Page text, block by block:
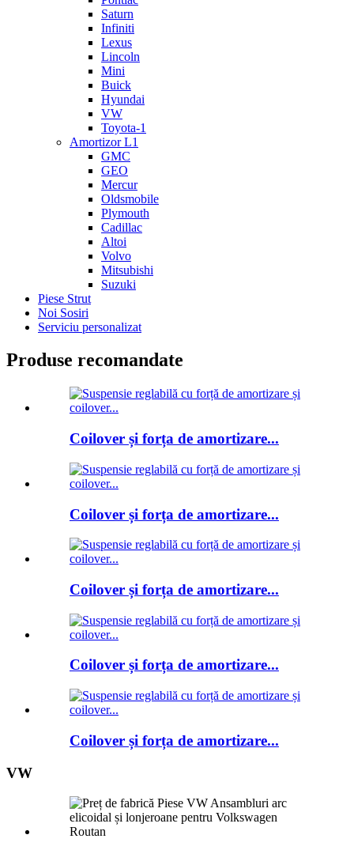
Saturn
Infiniti
Lexus
Lincoln
Mini
Buick
Hyundai
VW
Toyota-1
Amortizor L1
GMC
GEO
Mercur
Oldsmobile
Plymouth
Cadillac
Altoi
Volvo
Mitsubishi
Suzuki
Piese Strut
Noi Sosiri
Serviciu personalizat
Produse recomandate
Coilover și forța de amortizare...
Coilover și forța de amortizare...
Coilover și forța de amortizare...
Coilover și forța de amortizare...
Coilover și forța de amortizare...
VW